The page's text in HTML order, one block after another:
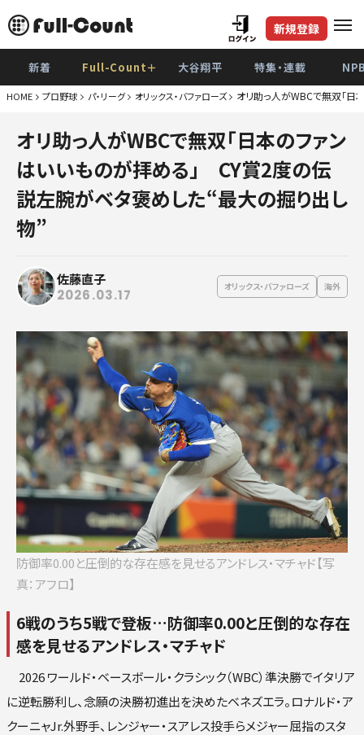
新規登録
新着 Full-Count＋ 大谷翔平 特集・連載
巨
日本
オリ
HOME プロ野球 パ・リーグ オリックス・バファローズ オリ助っ人がWBCで無双「
オリ助っ人がWBCで無双「日本のファン
はいいものが拝める」 CY賞2度の伝
説左腕がベタ褒めした“最大の掘り出し
物”
佐藤直子
2026.03.17
オリックス・バファローズ 海外
防御率0.00と圧倒的な存在感を見せるアンドレス・マチャド【写
真：アフロ】
6戦のうち5戦で登板…防御率0.00と圧倒的な存在
感を見せるアンドレス・マチャド
2026 ワールド・ベースボール・クラシック（WBC）準決勝でイタリア
に逆転勝利し、念願の決勝初進出を決めたベネズエラ。ロナルド・ア
クーニャJr.外野手、レンジャー・スアレス投手らメジャー屈指のスタ